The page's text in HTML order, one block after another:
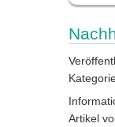
Artikel